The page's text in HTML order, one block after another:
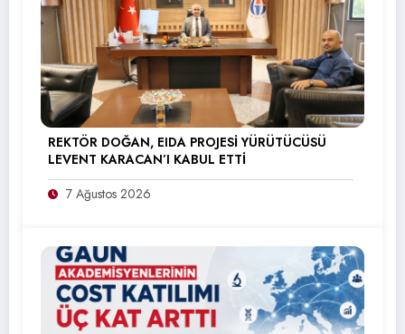
REKTÖR DOĞAN, EIDA PROJESİ YÜRÜTÜCÜSÜ
LEVENT KARACAN’I KABUL ETTİ
7 Ağustos 2026